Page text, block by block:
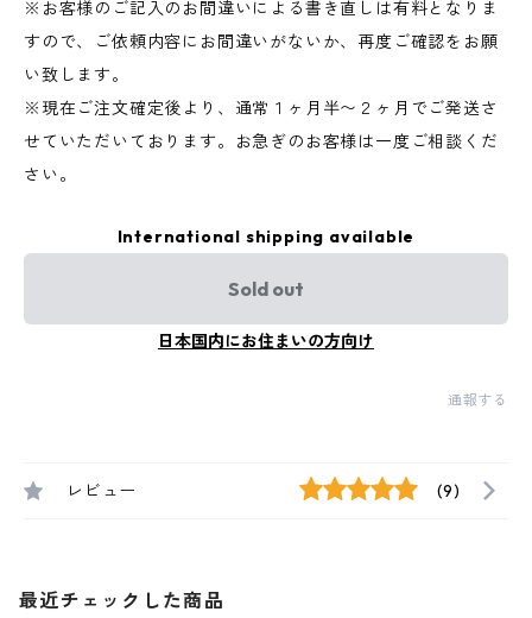
※お客様のご記入のお間違いによる書き直しは有料となりま
すので、ご依頼内容にお間違いがないか、再度ご確認をお願
い致します。
※現在ご注文確定後より、通常１ヶ月半〜２ヶ月でご発送さ
せていただいております。お急ぎのお客様は一度ご相談くだ
さい。
International shipping available
Sold out
日本国内にお住まいの方向け
通報する
レビュー (9)
最近チェックした商品